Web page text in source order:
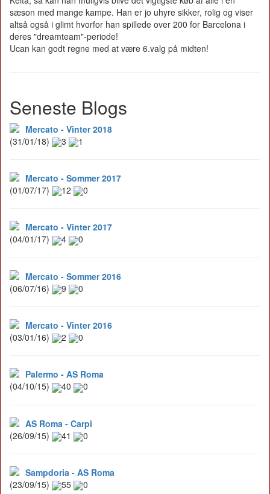
sæson med mange kampe. Han er jo uhyre sikker, rolig og viser
altså også i glimt hvorfor han spillede over 200 for Barcelona i
deres "dreamteam"-periode!
Ucan kan godt regne med at være 6.valg på midten!
Seneste Blogs
Mercato - Vinter 2018
(31/01/18)
3 1
Mercato - Sommer 2017
(01/07/17)
12 0
Mercato - Vinter 2017
(04/01/17)
4 0
Mercato - Sommer 2016
(06/07/16)
9 0
Mercato - Vinter 2016
(03/01/16)
2 0
Palermo - AS Roma
(04/10/15)
40 0
AS Roma - Carpi
(26/09/15)
41 0
Sampdoria - AS Roma
(23/09/15)
55 0